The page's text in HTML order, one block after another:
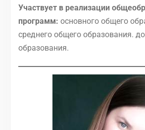
Участвует в реализации
программ: основного общего
среднего общего образования.
образования.